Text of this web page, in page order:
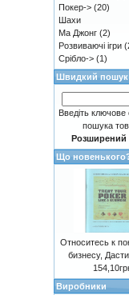
Покер-> (20)
Шахи
Ма Джонг (2)
Розвиваючі ігри
Срібло-> (1)
Швидкий пошук
Введіть
пошука
Розширений
Що
Относитесь к
бизнесу,
Виробники